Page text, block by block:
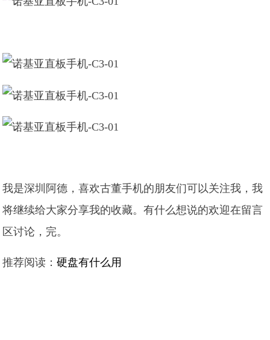
我是深圳阿德，喜欢古董手机的朋友们可以关注我，我
将继续给大家分享我的收藏。有什么想说的欢迎在留言
区讨论，完。
推荐阅读：硬盘有什么用